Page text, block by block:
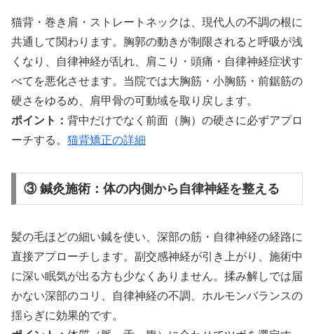
猫背・巻き肩・ストレートネックは、現代人の不調の根に
共通して関わります。胸郭の動きが制限されると呼吸が浅
くなり、自律神経が乱れ、肩こり・頭痛・自律神経症状す
べてを悪化させます。当院では大胸筋・小胸筋・前鋸筋の
硬さをゆるめ、肩甲骨の可動域を取り戻します。
ポイント： 背中だけでなく前面（胸）の硬さに必ずアプロ
ーチする。 猫背矯正の詳細
③ 鍼灸施術：体の内側から自律神経を整える
髪の毛ほどの細い鍼を使い、深部の筋・自律神経の経路に
直接アプローチします。副交感神経が引き上がり、施術中
に深い眠気が出る方も少なくありません。揉み解しでは届
かない深部のコリ、自律神経の不調、ホルモンバランスの
揺らぎに効果的です。